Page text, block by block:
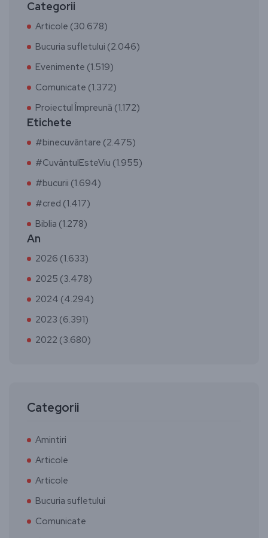
Categorii
Articole (30.678)
Bucuria sufletului (2.046)
Evenimente (1.519)
Comunicate (1.372)
Proiectul Împreună (1.172)
Etichete
#binecuvântare (2.475)
#CuvântulEsteViu (1.955)
#bucurii (1.694)
#cred (1.417)
Biblia (1.278)
An
2026 (1.633)
2025 (3.478)
2024 (4.294)
2023 (6.391)
2022 (3.680)
Categorii
Amintiri
Articole
Articole
Bucuria sufletului
Comunicate